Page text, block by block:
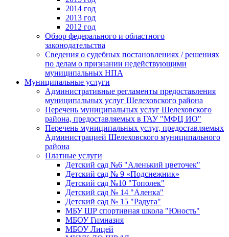
2014 год
2013 год
2012 год
Обзор федерального и областного
законодательства
Сведения о судебных постановлениях / решениях
по делам о признании недействующими
муниципальных НПА
Муниципальные услуги
Административные регламенты предоставления
муниципальных услуг Шелеховского района
Перечень муниципальных услуг Шелеховского
района, предоставляемых в ГАУ "МФЦ ИО"
Перечень муниципальных услуг, предоставляемых
Администрацией Шелеховского муниципального
района
Платные услуги
Детский сад №6 "Аленький цветочек"
Детский сад № 9 «Подснежник»
Детский сад №10 "Тополек"
Детский сад № 14 "Аленка"
Детский сад № 15 "Радуга"
МБУ ШР спортивная школа "Юность"
МБОУ Гимназия
МБОУ Лицей